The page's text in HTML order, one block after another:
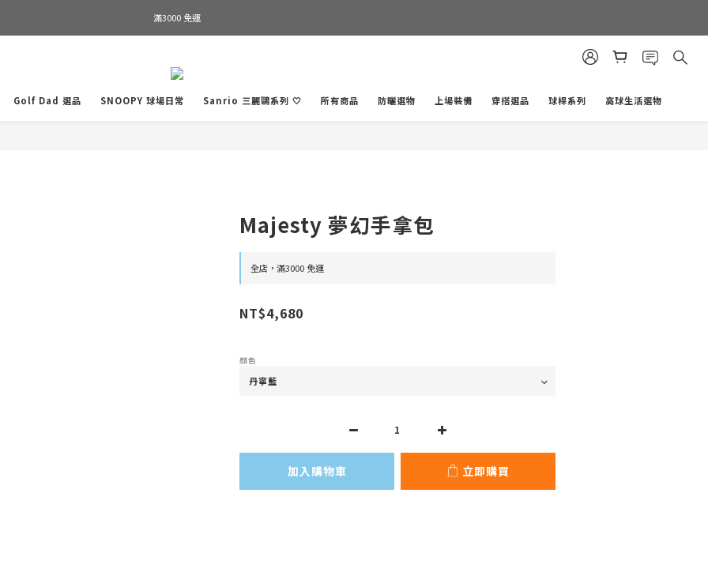
Welcome to SWAP GOLF
滿3000 免運
Golf Dad 選品
SNOOPY 球場日常 Sanrio 三麗鷗系列 🤍 所有商品 防曬選物 上場裝備 穿搭選品 球桿系列 高球生活選物
Majesty 夢幻手拿包
全店，滿3000 免運
NT$4,680
顏色
加入購物車 立即購買